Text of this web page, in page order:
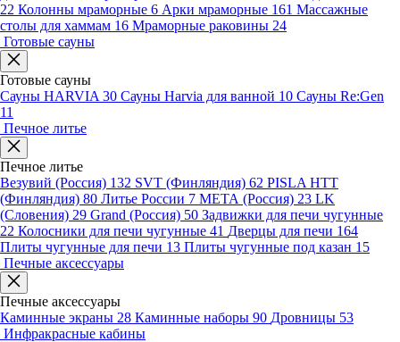
22 Колонны мраморные 6 Арки мраморные 161 Массажные
столы для хаммам 16 Мраморные раковины 24
Готовые сауны
Готовые сауны
Сауны HARVIA 30 Сауны Harvia для ванной 10 Сауны Re:Gen
11
Печное литье
Печное литье
Везувий (Россия) 132 SVT (Финляндия) 62 PISLA HTT
(Финляндия) 80 Литье России 7 МЕТА (Россия) 23 LK
(Словения) 29 Grand (Россия) 50 Задвижки для печи чугунные
22 Колосники для печи чугунные 41 Дверцы для печи 164
Плиты чугунные для печи 13 Плиты чугунные под казан 15
Печные аксессуары
Печные аксессуары
Каминные экраны 28 Каминные наборы 90 Дровницы 53
Инфракрасные кабины